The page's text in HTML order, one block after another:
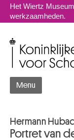
Het Wiertz
werkzaamheden.
Menu
Hermann
Portret van